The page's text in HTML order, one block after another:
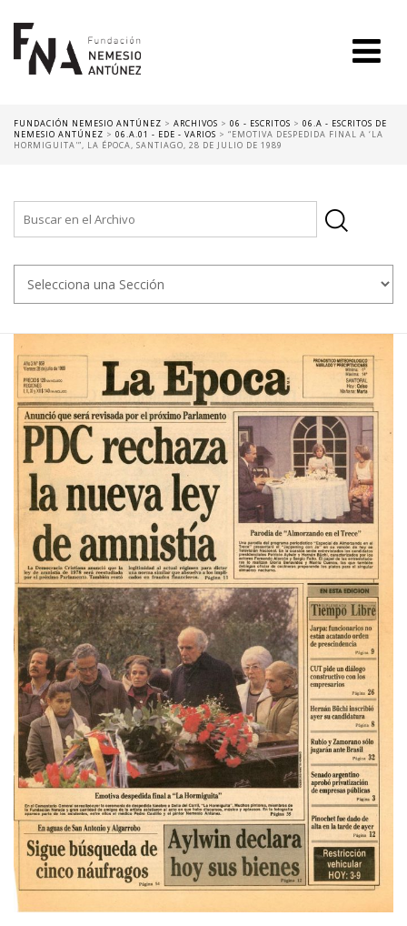
FUNDACIÓN NEMESIO ANTÚNEZ > ARCHIVOS > 06 - ESCRITOS > 06.A - ESCRITOS DE
NEMESIO ANTÚNEZ > 06.A.01 - EDE - VARIOS > “EMOTIVA DESPEDIDA FINAL A ‘LA
HORMIGUITA'”, LA ÉPOCA, SANTIAGO, 28 DE JULIO DE 1989